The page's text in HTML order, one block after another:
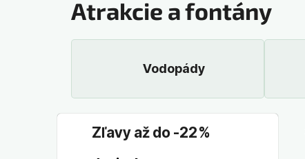
Atrakcie a fontány
Vodopády
B
kategórie
K
Zľavy až do -22 %